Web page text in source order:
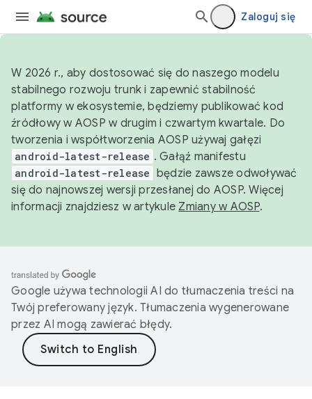
Zaloguj się
W 2026 r., aby dostosować się do naszego modelu
stabilnego rozwoju trunk i zapewnić stabilność
platformy w ekosystemie, będziemy publikować kod
źródłowy w AOSP w drugim i czwartym kwartale. Do
tworzenia i współtworzenia AOSP używaj gałęzi
android-latest-release . Gałąź manifestu
android-latest-release będzie zawsze odwoływać
się do najnowszej wersji przesłanej do AOSP. Więcej
informacji znajdziesz w artykule Zmiany w AOSP.
Google używa technologii AI do tłumaczenia treści na
Twój preferowany język. Tłumaczenia wygenerowane
przez AI mogą zawierać błędy.